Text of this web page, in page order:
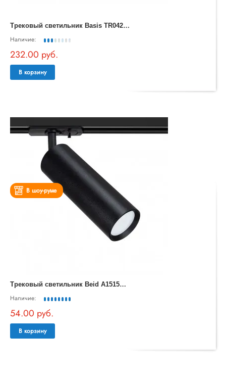
Т
рековый светильник Basis TR042-2-24W3K
Наличие:
232.00 руб.
В корзину
В шоу-руме
Т
рековый светильник Beid A1515PL-1BK
Наличие:
54.00 руб.
В корзину